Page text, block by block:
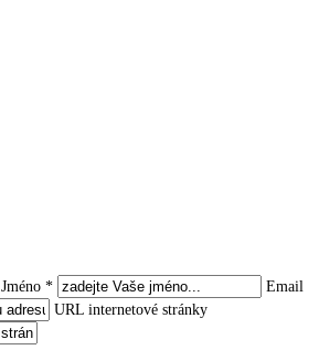
Jméno *
Email
URL internetové stránky